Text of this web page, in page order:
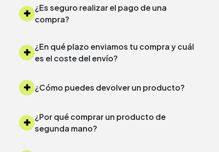
¿Es seguro realizar el pago de una
compra?
¿En qué plazo enviamos tu compra y cuál
es el coste del envío?
¿Cómo puedes devolver un producto?
¿Por qué comprar un producto de
segunda mano?